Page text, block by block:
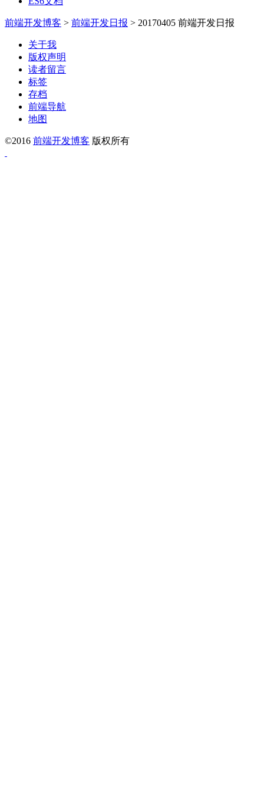
前端开发博客 > 前端开发日报 > 20170405 前端开发日报
关于我
版权声明
读者留言
标签
存档
前端导航
地图
©2016 前端开发博客 版权所有